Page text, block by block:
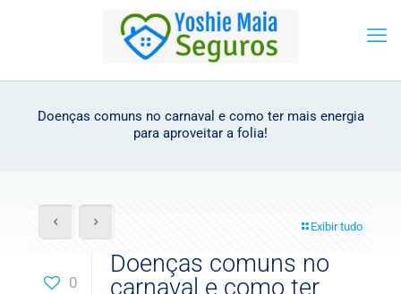
Doenças comuns no carnaval e como ter mais energia
para aproveitar a folia!
Exibir tudo
0
Doenças comuns no
carnaval e como ter